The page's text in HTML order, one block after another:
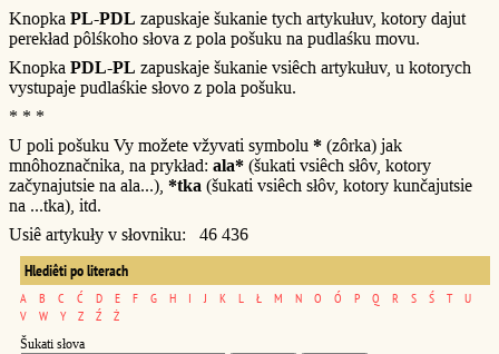
Knopka PL-PDL zapuskaje šukanie tych artykułuv, kotory dajut
perekład pôlśkoho słova z pola pošuku na pudlaśku movu.
Knopka PDL-PL zapuskaje šukanie vsiêch artykułuv, u kotorych
vystupaje pudlaśkie słovo z pola pošuku.
* * *
U poli pošuku Vy možete vžyvati symbolu * (zôrka) jak
mnôhoznačnika, na prykład: ala* (šukati vsiêch słôv, kotory
začynajutsie na ala...), *tka (šukati vsiêch słôv, kotory kunčajutsie
na ...tka), itd.
Usiê artykuły v słovniku: 46 436
Hlediêti po literach
A B C Ć D E F G H I J K L Ł M N O Ó P Q R S Ś T
U
V
W Y Z Ź Ż
Šukati słova